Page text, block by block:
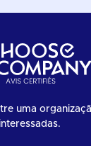
uma
interessadas.